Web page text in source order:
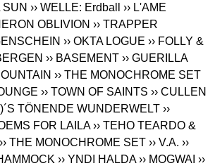
SUN ›› WELLE: Erdball
›› L'AME
OBLIVION ›› TRAPPER
›› OKTA LOGUE ›› FOLLY &
›› BASEMENT ›› GUERILLA
›› THE MONOCHROME SET
›› TOWN OF SAINTS ›› CULLEN
TÖNENDE WUNDERWELT ››
FOR LAILA ›› TEHO TEARDO &
›› THE MONOCHROME SET ›› V.A. ››
›› YNDI HALDA ›› MOGWAI ››